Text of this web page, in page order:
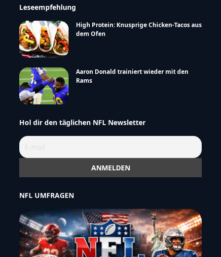
Leseempfehlung
High Protein: Knusprige Chicken-Tacos aus
dem Ofen
Aaron Donald trainiert wieder mit den
Rams
Hol dir den täglichen NFL Newsletter
NFL UMFRAGEN